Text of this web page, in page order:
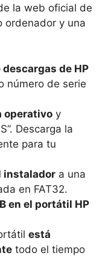
la web oficial de
ordenador y una
de HP
número de serie
operativo y
Descarga la
para tu
instalador a una
en FAT32.
en el portátil HP
está
todo el tiempo